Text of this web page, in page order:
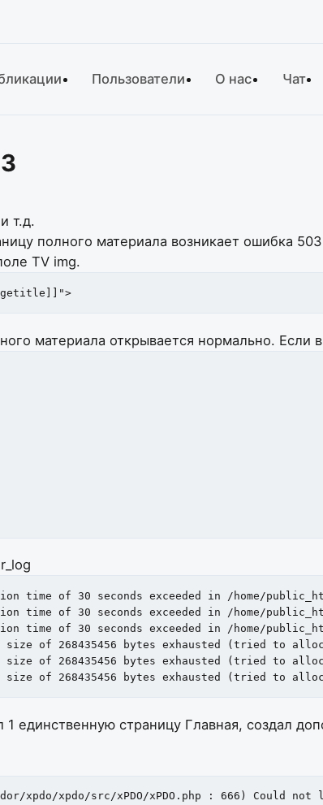
Пользователи О нас Чат
т.д.
полного материала возникает ошибка
TV img.
материала открывается нормально. Если
time of 30 seconds exceeded in /home/
time of 30 seconds exceeded in /home/
time of 30 seconds exceeded in /home/
size of 268435456 bytes exhausted (tried to
size of 268435456 bytes exhausted (tried to
size of 268435456 bytes exhausted (tried to
1 единственную страницу Главная, создал
xpdo/xpdo/src/xPDO/xPDO.php : 666) Could